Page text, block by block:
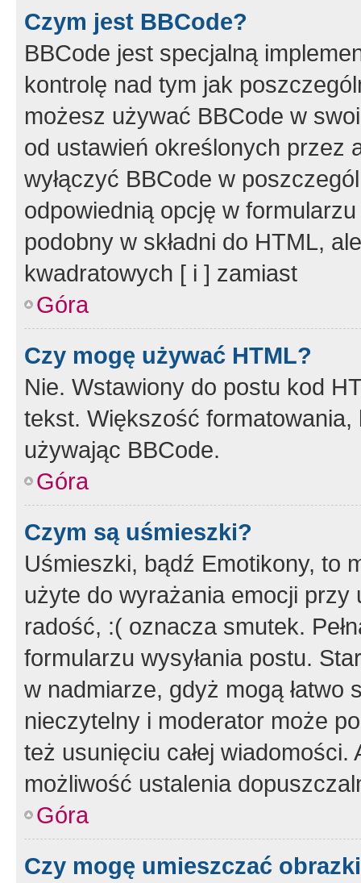
Czym jest BBCode?
BBCode jest specjalną
kontrolę nad tym jak
możesz używać BBCode w
od ustawień określonych przez
wyłączyć BBCode w
odpowiednią opcję w
podobny w składni do HTML,
kwadratowych [ i ] zamiast
Góra
Czy mogę używać HTML?
Nie. Wstawiony do postu kod
tekst. Większość
używając BBCode.
Góra
Czym są uśmieszki?
Uśmieszki, bądź Emotikony, to
użyte do wyrażania emocji
radość, :( oznacza smutek.
formularzu wysyłania postu.
w nadmiarze, gdyż mogą
nieczytelny i moderator może
też usunięciu całej
możliwość ustalenia
Góra
Czy mogę umieszczać